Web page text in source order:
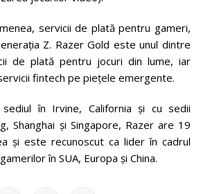
servicii de plată pentru gameri,
Z. Razer Gold este unul dintre
de plată pentru jocuri din lume, iar
fintech pe piețele emergente.
în Irvine, California și cu sedii
Shanghai și Singapore, Razer are 19
și este recunoscut ca lider în cadrul
în SUA, Europa și China.